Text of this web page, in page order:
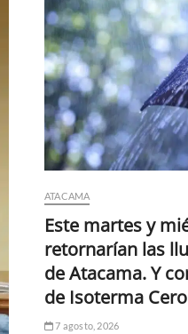
ATACAMA
Este martes y
retornarían las
de Atacama. Y
de Isoterma
7 agosto, 2026